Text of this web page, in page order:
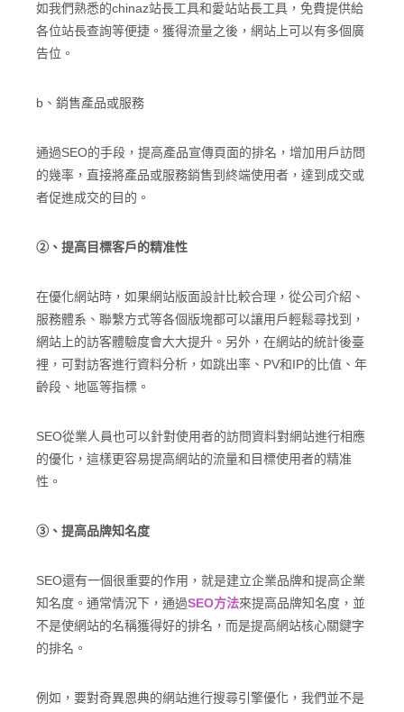
如我們熟悉的chinaz站長工具和愛站站長工具，免費提供給
各位站長查詢等便捷。獲得流量之後，網站上可以有多個廣
告位。
b、銷售產品或服務
通過SEO的手段，提高產品宣傳頁面的排名，增加用戶訪問
的幾率，直接將產品或服務銷售到終端使用者，達到成交或
者促進成交的目的。
②、提高目標客戶的精准性
在優化網站時，如果網站版面設計比較合理，從公司介紹、
服務體系、聯繫方式等各個版塊都可以讓用戶輕鬆尋找到，
網站上的訪客體驗度會大大提升。另外，在網站的統計後臺
裡，可對訪客進行資料分析，如跳出率、PV和IP的比值、年
齡段、地區等指標。
SEO從業人員也可以針對使用者的訪問資料對網站進行相應
的優化，這樣更容易提高網站的流量和目標使用者的精准
性。
③、提高品牌知名度
SEO還有一個很重要的作用，就是建立企業品牌和提高企業
知名度。通常情況下，通過SEO方法來提高品牌知名度，並
不是使網站的名稱獲得好的排名，而是提高網站核心關鍵字
的排名。
例如，要對奇異恩典的網站進行搜尋引擎優化，我們並不是